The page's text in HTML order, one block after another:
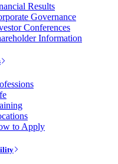
Results
Governance
Conferences
Information
to Apply